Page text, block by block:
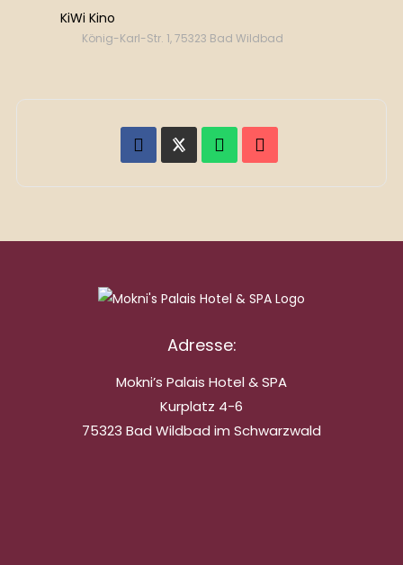
KiWi Kino
König-Karl-Str. 1, 75323 Bad Wildbad
Adresse:
Mokni’s Palais Hotel & SPA
Kurplatz 4-6
75323 Bad Wildbad im Schwarzwald